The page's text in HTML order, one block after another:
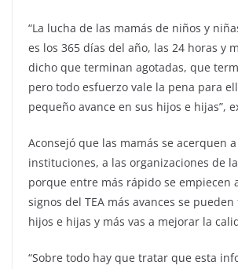
“La lucha de las mamás de niños y
es los 365 días del año, las 24 horas y
dicho que terminan agotadas, que
pero todo esfuerzo vale la pena para
pequeño avance en sus hijos e hijas”,
Aconsejó que las mamás se acerquen
instituciones, a las organizaciones de
porque entre más rápido se empiecen
signos del TEA más avances se
hijos e hijas y más vas a mejorar la
“Sobre todo hay que tratar que esta